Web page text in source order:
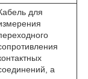
для
а